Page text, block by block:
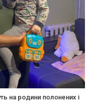
на родини полонених і